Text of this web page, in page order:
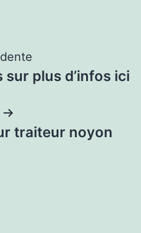
plus d’infos ici
traiteur noyon